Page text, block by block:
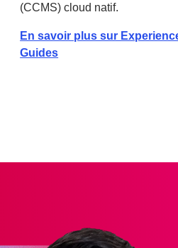
(CCMS) cloud natif.
En savoir plus sur
Guides